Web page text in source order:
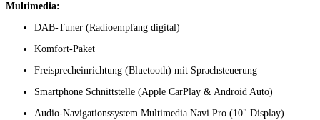
Multimedia:
DAB-Tuner (Radioempfang digital)
Komfort-Paket
Freisprecheinrichtung (Bluetooth) mit Sprachsteuerung
Smartphone Schnittstelle (Apple CarPlay & Android Auto)
Audio-Navigationssystem Multimedia Navi Pro (10" Display)